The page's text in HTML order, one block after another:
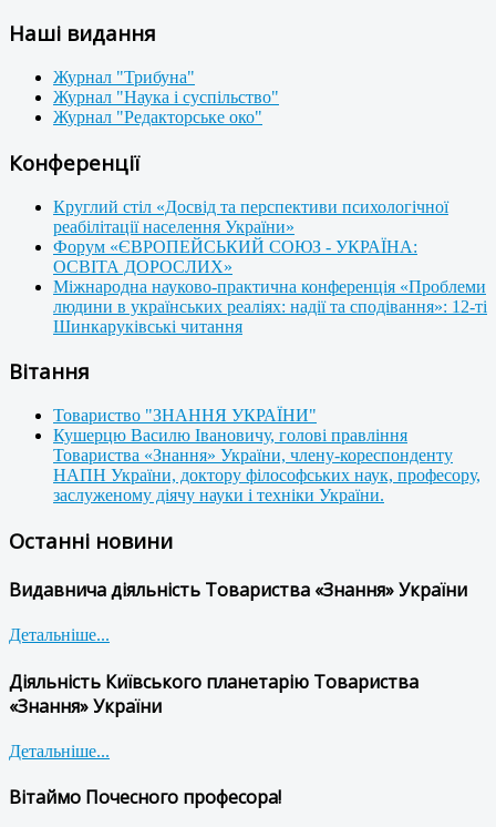
Наші видання
Журнал "Трибуна"
Журнал "Наука і суспільство"
Журнал "Редакторське око"
Конференції
Круглий стіл «Досвід та перспективи психологічної
реабілітації населення України»
Форум «ЄВРОПЕЙСЬКИЙ СОЮЗ - УКРАЇНА:
ОСВІТА ДОРОСЛИХ»
Міжнародна науково-практична конференція «Проблеми
людини в українських реаліях: надії та сподівання»: 12-ті
Шинкаруківські читання
Вітання
Товариство "ЗНАННЯ УКРАЇНИ"
Кушерцю Василю Івановичу, голові правління
Товариства «Знання» України, члену-кореспонденту
НАПН України, доктору філософських наук, професору,
заслуженому діячу науки і техніки України.
Останні новини
Видавнича діяльність Товариства «Знання» України
Детальніше...
Діяльність Київського планетарію Товариства
«Знання» України
Детальніше...
Вітаймо Почесного професора!